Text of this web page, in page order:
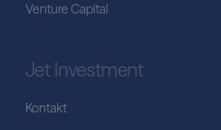
Venture Capital
Jet Investment
Kontakt